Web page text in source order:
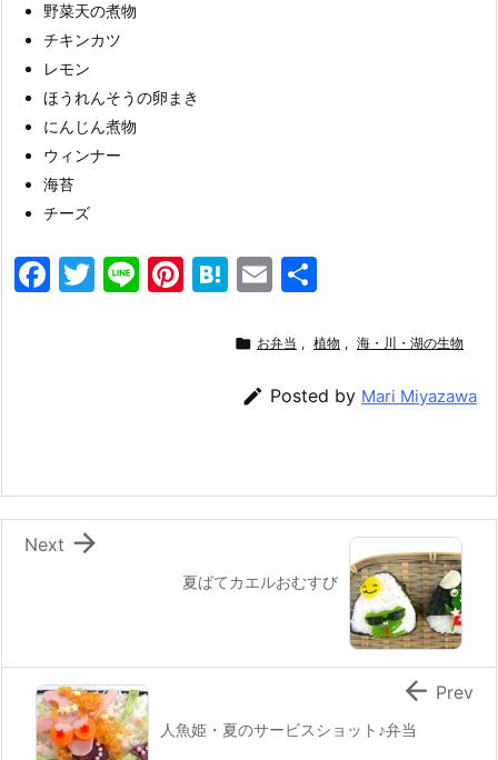
野菜天の煮物
チキンカツ
レモン
ほうれんそうの卵まき
にんじん煮物
ウィンナー
海苔
チーズ
F
o
k
T
Li Pi H
e
a
E
ai
l
 お弁当 , 植物 , 海・川・湖の生物
 Posted by Mari Miyazawa
夏ばてカエルおむすび

Next
人魚姫・夏のサービスショット♪弁当
 Prev